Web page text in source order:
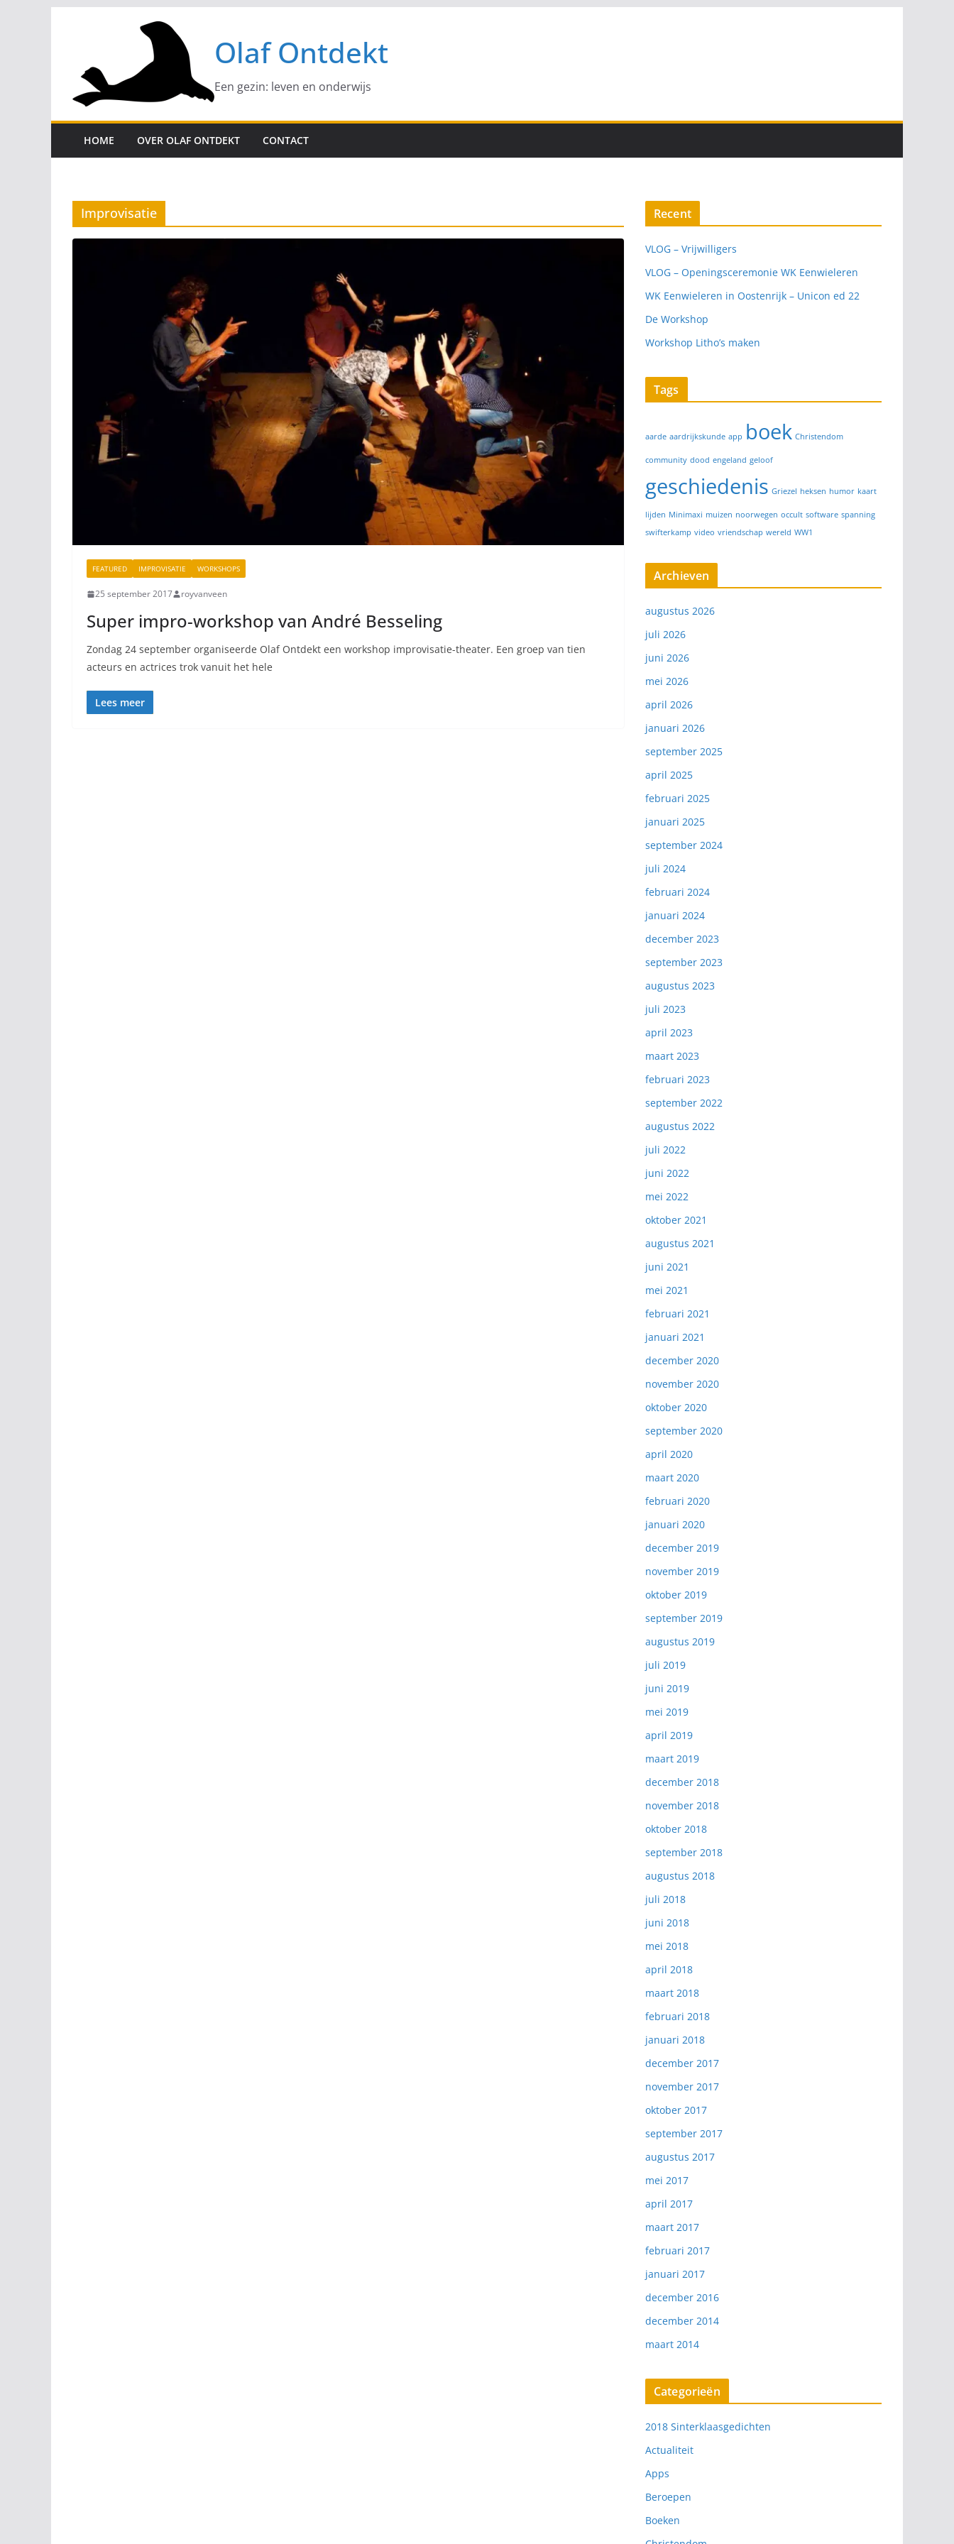
inhoud
Olaf Ontdekt
Een gezin: leven en onderwijs
HOME OVER OLAF ONTDEKT CONTACT
Improvisatie
FEATURED IMPROVISATIE WORKSHOPS
25 september 2017 royvanveen
Super impro-workshop van André Besseling
Zondag 24 september organiseerde Olaf Ontdekt een workshop improvisatie-theater. Een groep van tien
acteurs en actrices trok vanuit het hele
Lees meer
Recent
VLOG – Vrijwilligers
VLOG – Openingsceremonie WK Eenwieleren
WK Eenwieleren in Oostenrijk – Unicon ed 22
De Workshop
Workshop Litho’s maken
Tags
aarde aardrijkskunde app boek Christendom
community dood engeland geloof
geschiedenis Griezel heksen humor kaart
lijden Minimaxi muizen noorwegen occult software spanning
swifterkamp video vriendschap wereld WW1
Archieven
augustus 2026
juli 2026
juni 2026
mei 2026
april 2026
januari 2026
september 2025
april 2025
februari 2025
januari 2025
september 2024
juli 2024
februari 2024
januari 2024
december 2023
september 2023
augustus 2023
juli 2023
april 2023
maart 2023
februari 2023
september 2022
augustus 2022
juli 2022
juni 2022
mei 2022
oktober 2021
augustus 2021
juni 2021
mei 2021
februari 2021
januari 2021
december 2020
november 2020
oktober 2020
september 2020
april 2020
maart 2020
februari 2020
januari 2020
december 2019
november 2019
oktober 2019
september 2019
augustus 2019
juli 2019
juni 2019
mei 2019
april 2019
maart 2019
december 2018
november 2018
oktober 2018
september 2018
augustus 2018
juli 2018
juni 2018
mei 2018
april 2018
maart 2018
februari 2018
januari 2018
december 2017
november 2017
oktober 2017
september 2017
augustus 2017
mei 2017
april 2017
maart 2017
februari 2017
januari 2017
december 2016
december 2014
maart 2014
Categorieën
2018 Sinterklaasgedichten
Actualiteit
Apps
Beroepen
Boeken